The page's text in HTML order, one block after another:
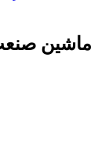
ماشين